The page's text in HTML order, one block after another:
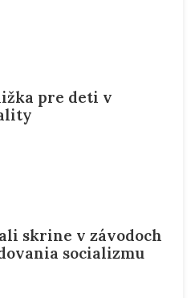
pre deti v
skrine v závodoch
socializmu